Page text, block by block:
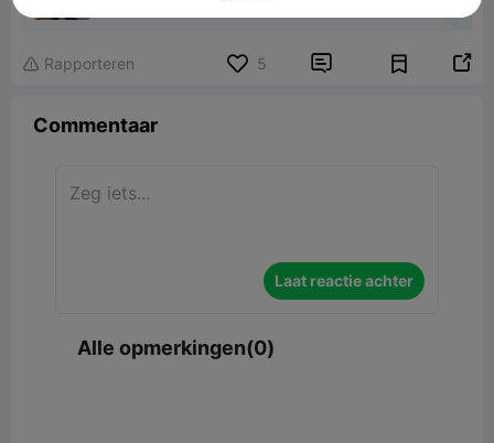
 Rapporteren 5  
Commentaar
Laat reactie achter
Alle opmerkingen(0)